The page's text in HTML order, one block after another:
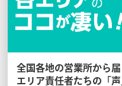
全国各地の営業所から届
エリア責任者たちの「声